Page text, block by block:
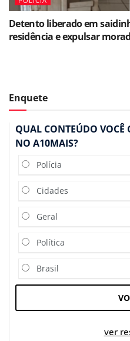
Detento liberado em
residência e expulsar
Enquete
QUAL CONTEÚDO
NO A10MAIS?
Polícia
Cidades
Geral
Política
Brasil
ver